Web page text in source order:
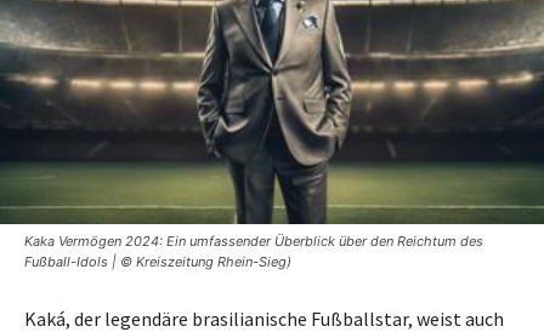
Kaka Vermögen 2024: Ein umfassender Überblick über den Reichtum des
Fußball-Idols | © Kreiszeitung Rhein-Sieg)
Kaká, der legendäre brasilianische Fußballstar, weist auch